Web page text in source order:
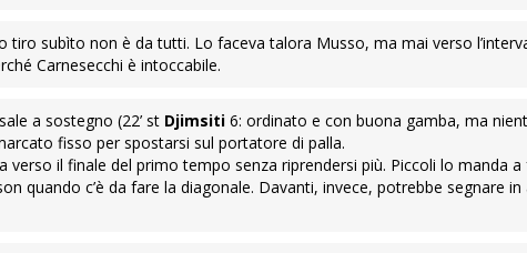
tiro subìto non è da tutti. Lo faceva talora Musso, ma mai verso
Carnesecchi è intoccabile.
a sostegno (22’ st Djimsiti 6: ordinato e con buona gamba, ma
fisso per spostarsi sul portatore di palla.
verso il finale del primo tempo senza riprendersi più. Piccoli lo manda
quando c’è da fare la diagonale. Davanti, invece, potrebbe segnare